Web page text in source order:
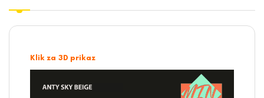
Klik za 3D prikaz